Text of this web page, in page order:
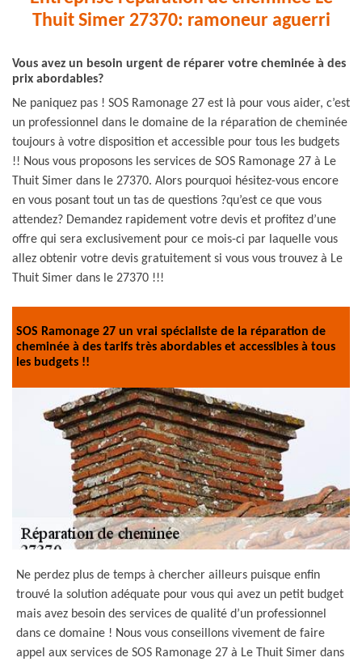
Thuit Simer 27370: ramoneur aguerri
Vous avez un besoin urgent de réparer votre cheminée à des
prix abordables?
Ne paniquez pas ! SOS Ramonage 27 est là pour vous aider, c’est
un professionnel dans le domaine de la réparation de cheminée
toujours à votre disposition et accessible pour tous les budgets
!! Nous vous proposons les services de SOS Ramonage 27 à Le
Thuit Simer dans le 27370. Alors pourquoi hésitez-vous encore
en vous posant tout un tas de questions ?qu’est ce que vous
attendez? Demandez rapidement votre devis et profitez d’une
offre qui sera exclusivement pour ce mois-ci par laquelle vous
allez obtenir votre devis gratuitement si vous vous trouvez à Le
Thuit Simer dans le 27370 !!!
SOS Ramonage 27 un vrai spécialiste de la réparation de
cheminée à des tarifs très abordables et accessibles à tous
les budgets !!
Ne perdez plus de temps à chercher ailleurs puisque enfin
trouvé la solution adéquate pour vous qui avez un petit budget
mais avez besoin des services de qualité d’un professionnel
dans ce domaine ! Nous vous conseillons vivement de faire
appel aux services de SOS Ramonage 27 à Le Thuit Simer dans